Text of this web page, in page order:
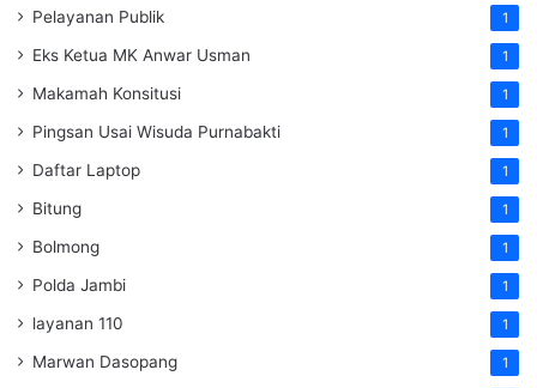
Pelayanan Publik 1
Eks Ketua MK Anwar Usman 1
Makamah Konsitusi 1
Pingsan Usai Wisuda Purnabakti 1
Daftar Laptop 1
Bitung 1
Bolmong 1
Polda Jambi 1
layanan 110 1
Marwan Dasopang 1